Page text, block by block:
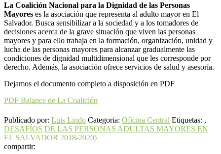
La Coalición Nacional para la Dignidad de las Personas
Mayores es la asociación que representa al adulto mayor en El
Salvador. Busca sensibilizar a la sociedad y a los tomadores de
decisiones acerca de la grave situación que viven las personas
mayores y para ello trabaja en la formación, organización, unidad y
lucha de las personas mayores para alcanzar gradualmente las
condiciones de dignidad multidimensional que les corresponde por
derecho. Además, la asociación ofrece servicios de salud y asesoría.
Dejamos el documento completo a disposición en PDF
PDF Balance de La Coalición
Publicado por: Luis Lindo Categoria: Oficina Central Etiquetas: ,
DESAFÍOS DE LAS PERSONAS ADULTAS MAYORES EN
EL SALVADOR 2018-2020)
compartir: